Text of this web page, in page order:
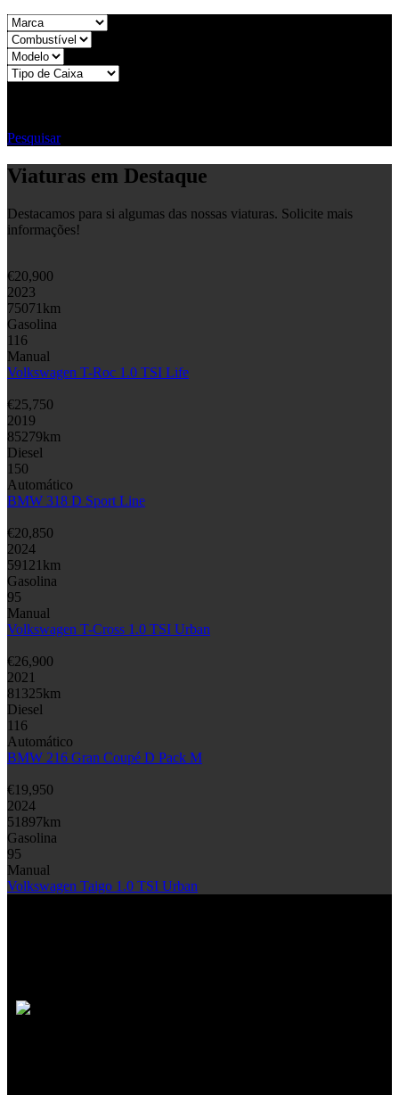
Pesquisar
Viaturas em Destaque
Destacamos para si algumas das nossas viaturas. Solicite mais
informações!
€20,900
2023
75071 km
Gasolina
116
Manual
Volkswagen T-Roc 1.0 TSI Life
€25,750
2019
85279km
Diesel
150
Automático
BMW 318 D Sport Line
€20,850
2024
59121 km
Gasolina
95
Manual
Volkswagen T-Cross 1.0 TSI Urban
€26,900
2021
81325km
Diesel
116
Automático
BMW 216 Gran Coupé D Pack M
€19,950
2024
51897km
Gasolina
95
Manual
Volkswagen Taigo 1.0 TSI Urban